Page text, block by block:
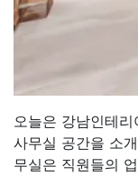
오늘은 강남인테
사무실 공간을 소
무실은 직원들의